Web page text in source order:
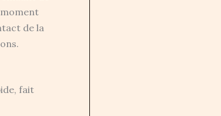
moment
de la
fait